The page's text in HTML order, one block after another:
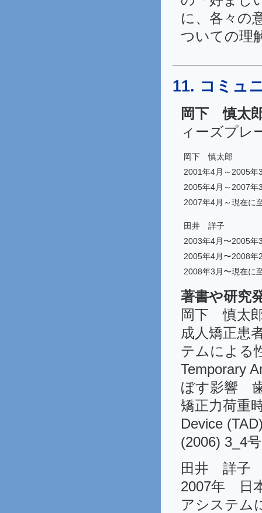
に、各々の
ついての理
11. コミュ
岡下 慎太
ィーズプレ
岡下 慎太郎
2001年4月～2005年
2005年4月～2007年
2007年4月～現在に
田井 詳子
2003年4月〜2005年
2005年4月〜2008年
2008年3月〜現在に
著書や研究
岡下 慎太
成人矯正患
テムによる
Temporary
ぼす影響
矯正力荷重
Device
(2006) 3_4号
田井 詳子
2007年 日
アシステム